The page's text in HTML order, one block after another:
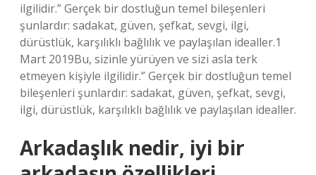
ilgilidir.” Gerçek bir dostluğun temel bileşenleri
şunlardır: sadakat, güven, şefkat, sevgi, ilgi,
dürüstlük, karşılıklı bağlılık ve paylaşılan idealler.1
Mart 2019Bu, sizinle yürüyen ve sizi asla terk
etmeyen kişiyle ilgilidir.” Gerçek bir dostluğun temel
bileşenleri şunlardır: sadakat, güven, şefkat, sevgi,
ilgi, dürüstlük, karşılıklı bağlılık ve paylaşılan idealler.
Arkadaşlık nedir, iyi bir